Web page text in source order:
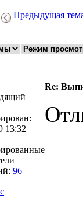
Предыдущая
Re:
13:32
96